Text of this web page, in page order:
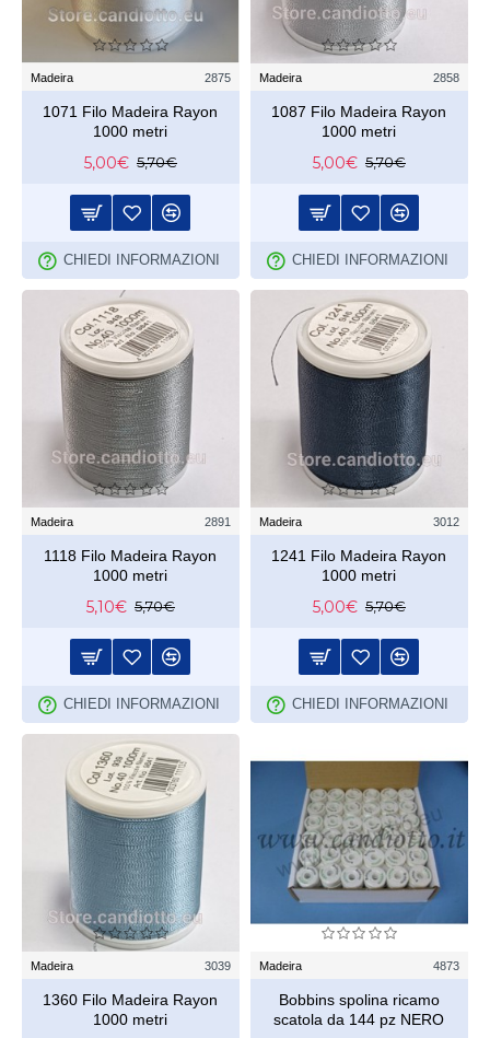
Madeira 2875
1071 Filo Madeira Rayon
1000 metri
5,00€ 5,70€
CHIEDI INFORMAZIONI
Madeira 2858
1087 Filo Madeira Rayon
1000 metri
5,00€ 5,70€
CHIEDI INFORMAZIONI
Madeira 2891
1118 Filo Madeira Rayon
1000 metri
5,10€ 5,70€
CHIEDI INFORMAZIONI
Madeira 3012
1241 Filo Madeira Rayon
1000 metri
5,00€ 5,70€
CHIEDI INFORMAZIONI
Madeira 3039
1360 Filo Madeira Rayon
1000 metri
Madeira 4873
Bobbins spolina ricamo
scatola da 144 pz NERO